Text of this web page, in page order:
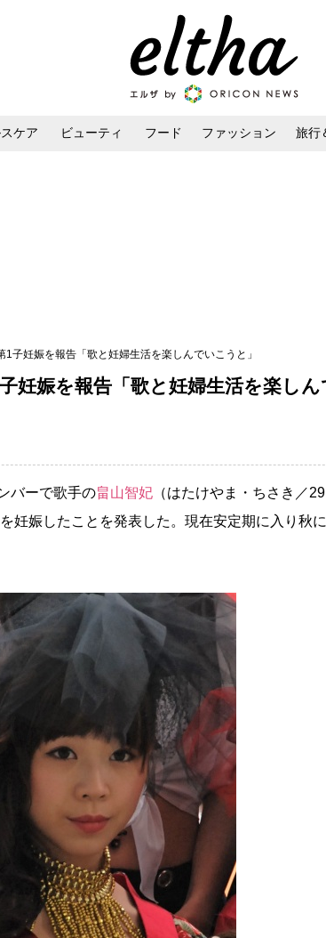
ケア ビューティ フード ファッション 旅行
1子妊娠を報告「歌と妊婦生活を楽しんでいこうと」
妊娠を報告「歌と妊婦生活を楽しん
バーで歌手の畠山智妃 （はたけやま・ちさき／
妊娠したことを発表した。現在安定期に入り秋